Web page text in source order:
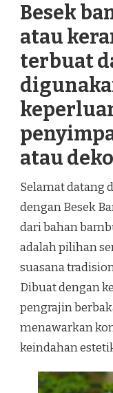
Besek
atau
terbuat
atau
Selamat datang
dengan Besek
dari bahan
adalah pilihan
suasana
Dibuat dengan
pengrajin
menawarkan
keindahan